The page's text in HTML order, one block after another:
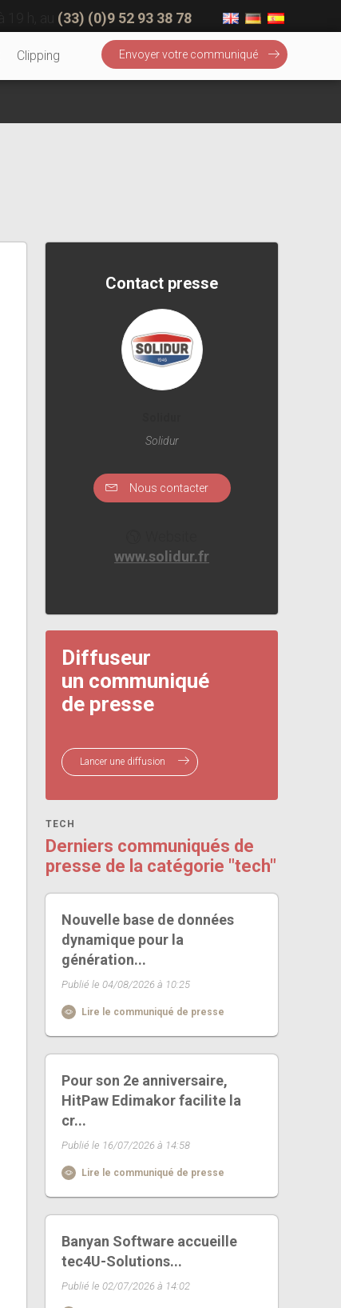
(33) (0)9 52 93 38 78
Clipping Envoyer votre communiqué
Contact presse
Solidur
Nous contacter
www.solidur.fr
Diffuseur
un communiqué
de presse
Lancer une diffusion
TECH
Derniers communiqués de
presse de la catégorie "tech"
Nouvelle base de données
dynamique pour la
génération...
Publié le 04/08/2026 à 10:25
Lire le communiqué de presse
Pour son 2e anniversaire,
HitPaw Edimakor facilite la
cr...
Publié le 16/07/2026 à 14:58
Lire le communiqué de presse
Banyan Software accueille
tec4U-Solutions...
Publié le 02/07/2026 à 14:02